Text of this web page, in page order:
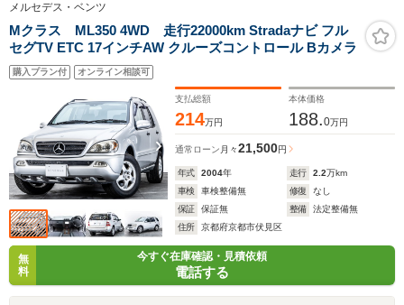
メルセデス・ベンツ
Mクラス ML350 4WD 走行22000km Stradaナビ フル
セグTV ETC 17インチAW クルーズコントロール Bカメラ
購入プラン付 オンライン相談可
支払総額
214万円
本体価格
188.0万円
通常ローン 月々21,500円
年式 2004年 走行 2.2万km
車検
車検整備無 修復
なし
保証
保証無 整備
法定整備無
住所
京都府京都市伏見区
無
料
今すぐ在庫確認・見積依頼
電話する